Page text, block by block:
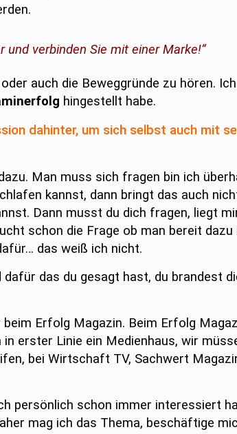
und verbinden Sie mit einer Marke!“
auch die Beweggründe zu hören.
hingestellt habe.
dahinter, um sich selbst auch mit
Man muss sich fragen bin ich
kannst, dann bringt das auch
Dann musst du dich fragen, liegt
schon die Frage ob man bereit
das weiß ich nicht.
dafür das du gesagt hast, du brandest
Erfolg Magazin. Beim Erfolg
erster Linie ein Medienhaus, wir
bei Wirtschaft TV, Sachwert
persönlich schon immer interessiert
mag ich das Thema, beschäftige